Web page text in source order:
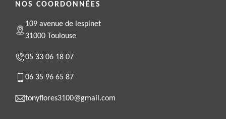
NOS COORDONNÉES
109 avenue de lespinet
31000 Toulouse
05 33 06 18 07
06 35 96 65 87
tonyflores3100@gmail.com